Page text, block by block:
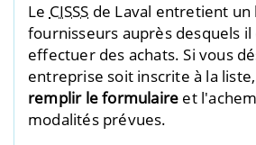
Le CISSS de Laval entretient un
fournisseurs auprès desquels
effectuer des achats. Si vous
entreprise soit inscrite à la
remplir le formulaire et
modalités prévues.